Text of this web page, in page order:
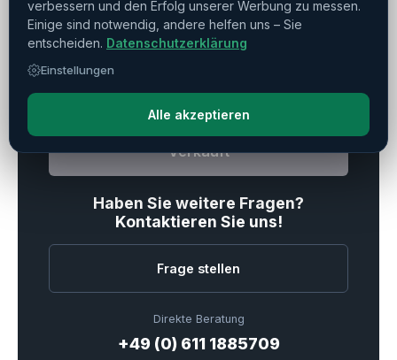
Drucken Teilen
Verkauft
Haben Sie weitere Fragen?
Kontaktieren Sie uns!
Frage stellen
Direkte Beratung
+49 (0) 611 1885709
verbessern und den Erfolg unserer Werbung zu messen.
Einige sind notwendig, andere helfen uns – Sie
entscheiden. Datenschutzerklärung
Einstellungen
Alle akzeptieren